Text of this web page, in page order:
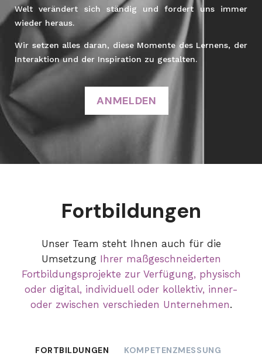
Welt verändert sich ständig und fordert uns immer
wieder heraus.
Wir setzen alles daran, diese Momente des Lernens, der
Interaktion und der Inspiration zu gestalten.
ANMELDEN
Fortbildungen
Unser Team steht Ihnen auch für die
Umsetzung Ihrer maßgeschneiderten
Fortbildungsprojekte zur Verfügung, physisch
oder digital, individuell oder kollektiv, inner-
oder zwischen verschieden Unternehmen.
FORTBILDUNGEN KOMPETENZMESSUNG